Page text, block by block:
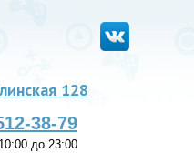
128
38-79
до 23:00